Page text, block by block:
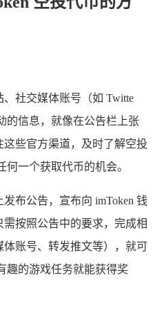
社交媒体账号（如 Twitte
的信息，就像在公告栏上张
些官方渠道，及时了解空投
一个获取代币的机会。
布公告，宣布向 imToken 钱
按照公告中的要求，完成相
账号、转发推文等），就可
趣的游戏任务就能获得奖